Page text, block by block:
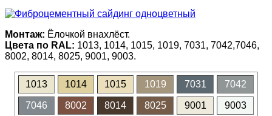
Монтаж: Ёлочкой внахлёст.
Цвета по RAL: 1013, 1014, 1015, 1019, 7031, 7042,7046,
8002, 8014, 8025, 9001, 9003.
1013 1014 1015 1019 7031 7042
7046 8002 8014 8025 9001 9003